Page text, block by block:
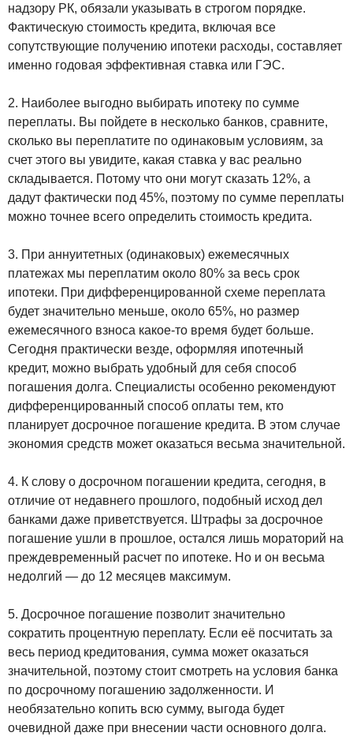
надзору РК, обязали указывать в строгом порядке.
Фактическую стоимость кредита, включая все
сопутствующие получению ипотеки расходы, составляет
именно годовая эффективная ставка или ГЭС.
2. Наиболее выгодно выбирать ипотеку по сумме
переплаты. Вы пойдете в несколько банков, сравните,
сколько вы переплатите по одинаковым условиям, за
счет этого вы увидите, какая ставка у вас реально
складывается. Потому что они могут сказать 12%, а
дадут фактически под 45%, поэтому по сумме переплаты
можно точнее всего определить стоимость кредита.
3. При аннуитетных (одинаковых) ежемесячных
платежах мы переплатим около 80% за весь срок
ипотеки. При дифференцированной схеме переплата
будет значительно меньше, около 65%, но размер
ежемесячного взноса какое-то время будет больше.
Сегодня практически везде, оформляя ипотечный
кредит, можно выбрать удобный для себя способ
погашения долга. Специалисты особенно рекомендуют
дифференцированный способ оплаты тем, кто
планирует досрочное погашение кредита. В этом случае
экономия средств может оказаться весьма значительной.
4. К слову о досрочном погашении кредита, сегодня, в
отличие от недавнего прошлого, подобный исход дел
банками даже приветствуется. Штрафы за досрочное
погашение ушли в прошлое, остался лишь мораторий на
преждевременный расчет по ипотеке. Но и он весьма
недолгий — до 12 месяцев максимум.
5. Досрочное погашение позволит значительно
сократить процентную переплату. Если её посчитать за
весь период кредитования, сумма может оказаться
значительной, поэтому стоит смотреть на условия банка
по досрочному погашению задолженности. И
необязательно копить всю сумму, выгода будет
очевидной даже при внесении части основного долга.